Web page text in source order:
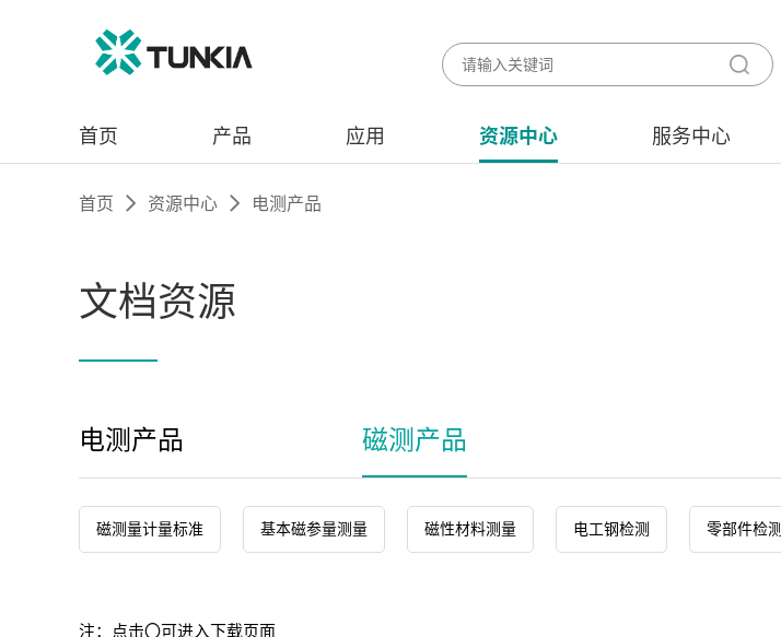
首页 产品 应用 资源中心 服务中心
首页 资源中心 电测产品
文档资源
电测产品 磁测产品
磁测量计量标准 基本磁参量测量 磁性材料测量 电工钢检测 零部件检测
注：点击〇可进入下载页面